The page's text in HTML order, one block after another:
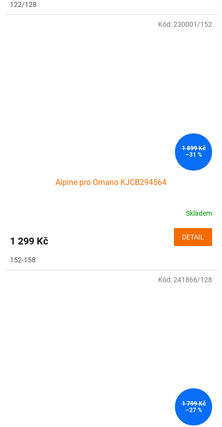
122/128
1 899 Kč
–31 %
Alpine pro Omano KJCB294564
Skladem
1 299 Kč DETAIL
152-158
Kód:230001/152
1 799 Kč
–27 %
Kód:241866/128